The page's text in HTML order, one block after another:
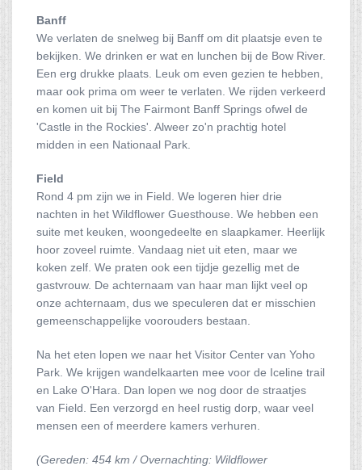
Banff
We verlaten de snelweg bij Banff om dit plaatsje even te
bekijken. We drinken er wat en lunchen bij de Bow River.
Een erg drukke plaats. Leuk om even gezien te hebben,
maar ook prima om weer te verlaten. We rijden verkeerd
en komen uit bij The Fairmont Banff Springs ofwel de
'Castle in the Rockies'. Alweer zo'n prachtig hotel
midden in een Nationaal Park.
Field
Rond 4 pm zijn we in Field. We logeren hier drie
nachten in het Wildflower Guesthouse. We hebben een
suite met keuken, woongedeelte en slaapkamer. Heerlijk
hoor zoveel ruimte. Vandaag niet uit eten, maar we
koken zelf. We praten ook een tijdje gezellig met de
gastvrouw. De achternaam van haar man lijkt veel op
onze achternaam, dus we speculeren dat er misschien
gemeenschappelijke voorouders bestaan.
Na het eten lopen we naar het Visitor Center van Yoho
Park. We krijgen wandelkaarten mee voor de Iceline trail
en Lake O'Hara. Dan lopen we nog door de straatjes
van Field. Een verzorgd en heel rustig dorp, waar veel
mensen een of meerdere kamers verhuren.
(Gereden: 454 km / Overnachting: Wildflower